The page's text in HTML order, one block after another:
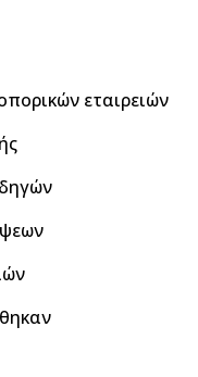
εταιρειών